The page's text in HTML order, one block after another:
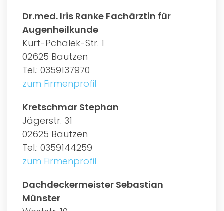
Dr.med. Iris Ranke Fachärztin für
Augenheilkunde
Kurt-Pchalek-Str. 1
02625 Bautzen
Tel.: 0359137970
zum Firmenprofil
Kretschmar Stephan
Jägerstr. 31
02625 Bautzen
Tel.: 0359144259
zum Firmenprofil
Dachdeckermeister Sebastian
Münster